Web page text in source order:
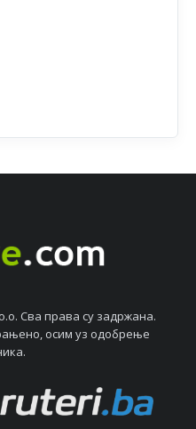
Сва права су задржана.
осим уз одобрeњe